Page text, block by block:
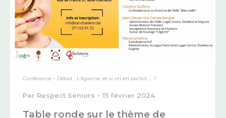
Conférence – Débat : L’âgisme, et si on en parlait … ?
Par Respect Seniors 15 février 2024
Table ronde sur le thème de